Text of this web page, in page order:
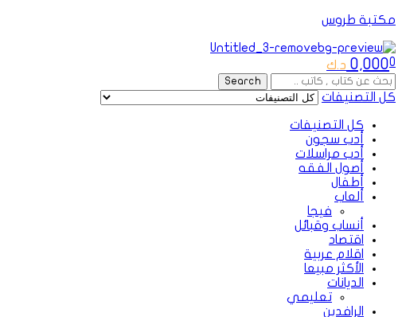
مكتبة طروس
Menu
0
0,000 د.ك
Search
for:
Search
كل التصنيفات
كل التصنيفات
أدب سجون
أدب مراسلات
أصول الفقه
أطفال
ألعاب
فيجا
أنساب وقبائل
اقتصاد
اقلام عربية
الأكثر مبيعا
الديانات
تعليمي
الرافدين